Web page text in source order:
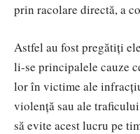
prin racolare directă, a
Astfel au fost pregătiţi
li-se principalele cauze
lor în victime ale
violenţă sau ale
să evite acest lucru pe